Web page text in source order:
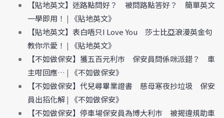
【貼地英文】迷路點問好？ 被問路點答好？ 簡單英文
一學即用！ |
《貼地英文》
【貼地英文】表白唔只I Love You 莎士比亞浪漫英金句
教你示愛！ |
《貼地英文》
【不如做保安】獲五百元利巿 保安員問係咪派錯？ 車
主咁回應… |
《不如做保安》
【不如做保安】代兒尋畢業證書 慈母寒夜抄垃圾 保安
員出招化解|
《不如做保安》
【不如做保安】停車場保安員為博大利巿 被揭違規助車